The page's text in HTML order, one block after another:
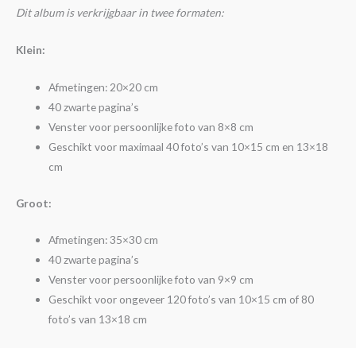
Dit album is verkrijgbaar in twee formaten:
Klein:
Afmetingen: 20×20 cm
40 zwarte pagina’s
Venster voor persoonlijke foto van 8×8 cm
Geschikt voor maximaal 40 foto’s van 10×15 cm en 13×18
cm
Groot:
Afmetingen: 35×30 cm
40 zwarte pagina’s
Venster voor persoonlijke foto van 9×9 cm
Geschikt voor ongeveer 120 foto’s van 10×15 cm of 80
foto’s van 13×18 cm